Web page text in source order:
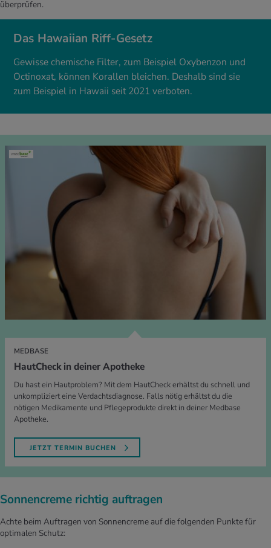
Das Hawaiian Riff-Gesetz
Gewisse chemische Filter, zum Beispiel Oxybenzon und
Octinoxat, können Korallen bleichen. Deshalb sind sie
zum Beispiel in Hawaii seit 2021 verboten.
überprüfen.
MEDBASE
HautCheck in deiner Apotheke
Du hast ein Hautproblem? Mit dem HautCheck erhältst du schnell und
unkompliziert eine Verdachtsdiagnose. Falls nötig erhältst du die
nötigen Medikamente und Pflegeprodukte direkt in deiner Medbase
Apotheke.
JETZT TERMIN BUCHEN
Sonnencreme richtig auftragen
Achte beim Auftragen von Sonnencreme auf die folgenden Punkte für
optimalen Schutz: